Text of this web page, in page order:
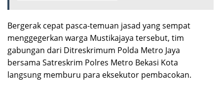
Bergerak cepat pasca-temuan jasad yang sempat
menggegerkan warga Mustikajaya tersebut, tim
gabungan dari Ditreskrimum Polda Metro Jaya
bersama Satreskrim Polres Metro Bekasi Kota
langsung memburu para eksekutor pembacokan.